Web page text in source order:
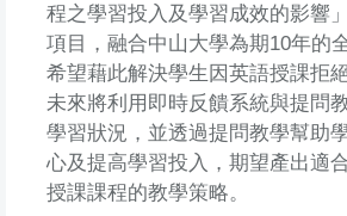
程之學習投入及學習成效的影響
項目，融合中山大學為期10年的
希望藉此解決學生因英語授課拒
未來將利用即時反饋系統與提問
學習狀況，並透過提問教學幫助
心及提高學習投入，期望產出適
授課課程的教學策略。